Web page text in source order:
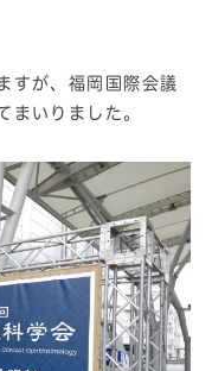
すが、福岡国際会議
まいりました。